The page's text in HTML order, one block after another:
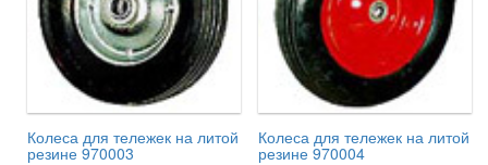
Колеса для тележек на литой
резине 970003
Колеса для тележек на литой
резине 970004